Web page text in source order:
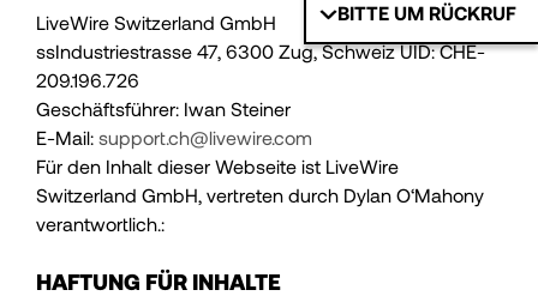
BITTE UM RÜCKRUF
LiveWire Switzerland GmbH
ssIndustriestrasse 47, 6300 Zug, Schweiz UID: CHE-
209.196.726
Geschäftsführer: Iwan Steiner
E-Mail: support.ch@livewire.com
Für den Inhalt dieser Webseite ist LiveWire
Switzerland GmbH, vertreten durch Dylan O‘Mahony
verantwortlich.:
HAFTUNG FÜR INHALTE